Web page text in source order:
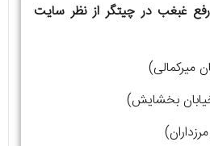
غبغب در چیتگر از نظر سایت
میرکمالی)
بخشایش)